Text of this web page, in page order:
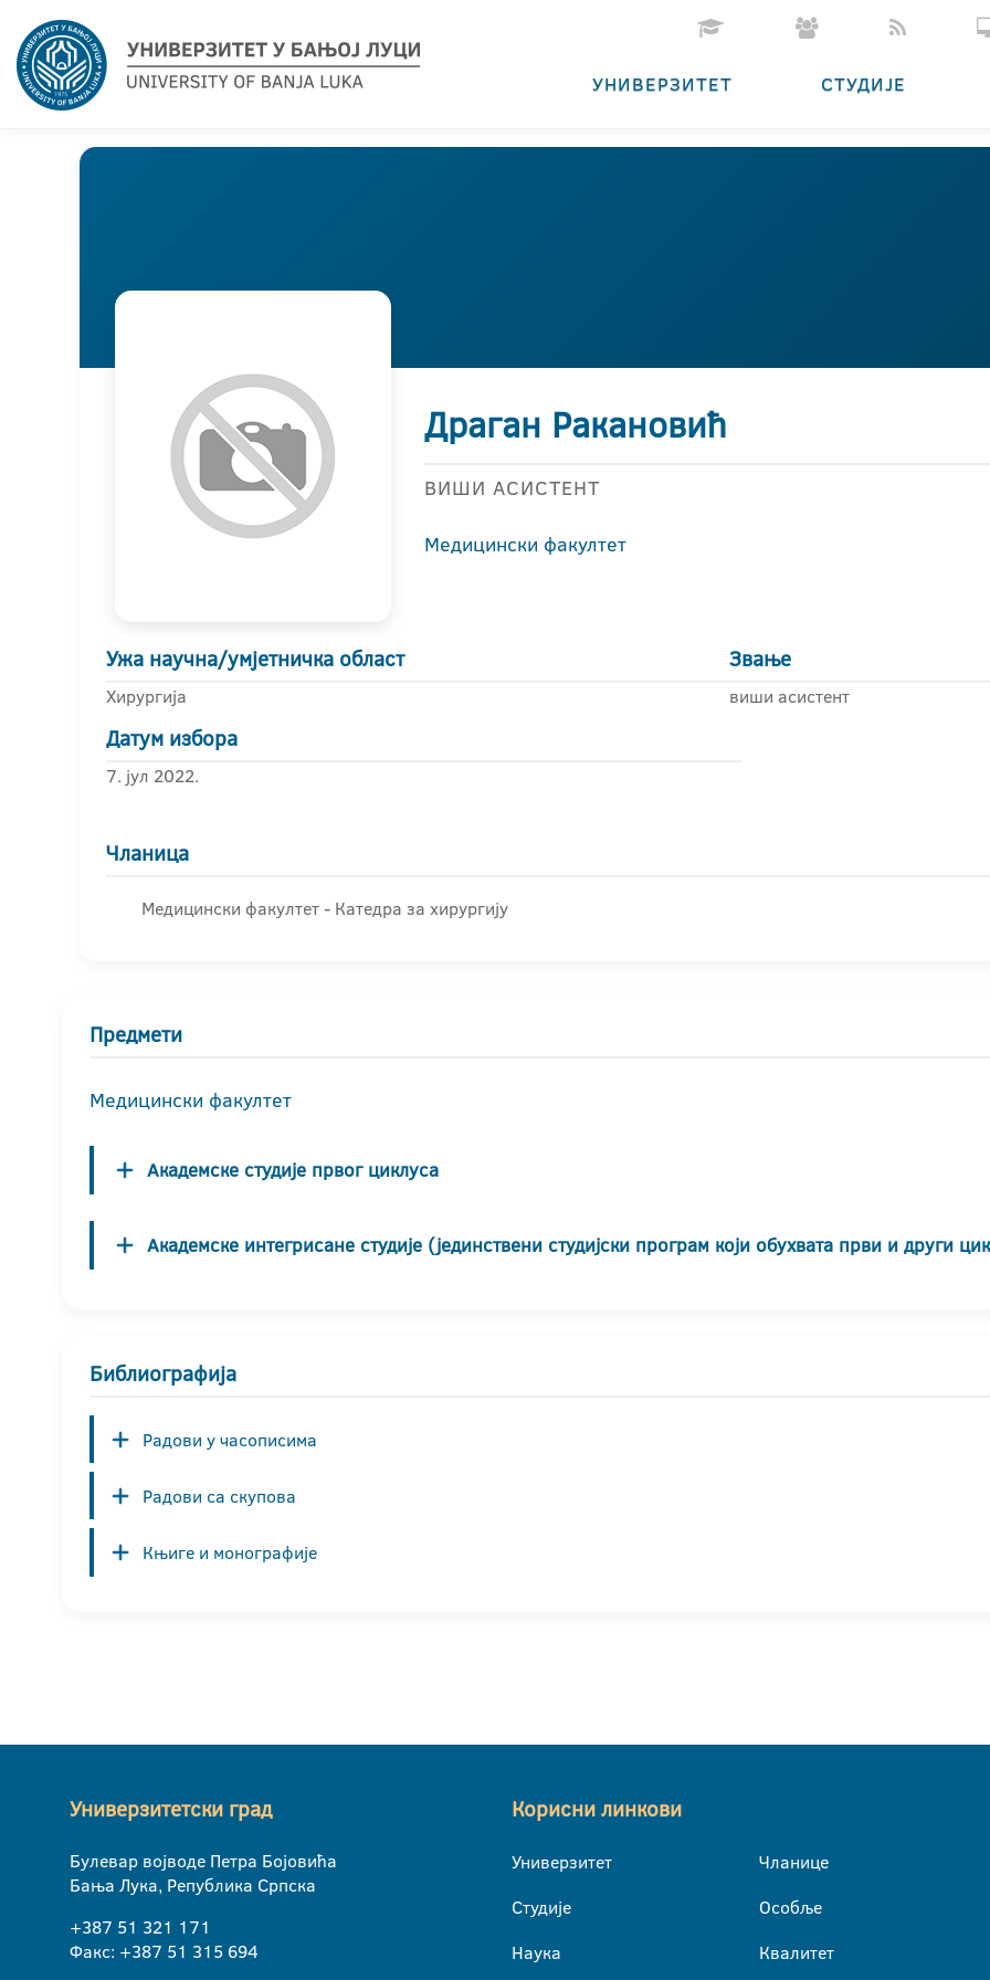
УНИВЕРЗИТЕТ СТУДИЈЕ
Драган Ракановић
ВИШИ АСИСТЕНТ
Медицински факултет
Ужа научна/умјетничка област
Хирургија
Звање
виши асистент
Датум избора
7. јул 2022.
Чланица
Медицински факултет - Катедра за хирургију
Предмети
Медицински факултет
Академске студије првог циклуса
Академске интегрисане студије (јединствени студијски програм који обухвата први и други
Библиографија
Радови у часописима
Радови са скупова
Књиге и монографије
Универзитетски град
Булевар војводе Петра Бојовића
Бања Лука, Република Српска
+387 51 321 171
Факс: +387 51 315 694
Корисни линкови
Универзитет
Студије
Наука
Чланице
Особље
Квалитет